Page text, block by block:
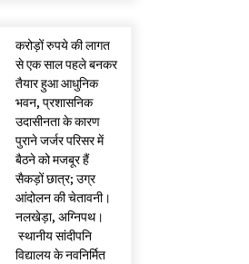
करोड़ों रुपये की लागत
से एक साल पहले बनकर
तैयार हुआ आधुनिक
भवन, प्रशासनिक
उदासीनता के कारण
पुराने जर्जर परिसर में
बैठने को मजबूर हैं
सैकड़ों छात्र; उग्र
आंदोलन की चेतावनी।
नलखेड़ा, अग्निपथ।
स्थानीय सांदीपनि
विद्यालय के नवनिर्मित